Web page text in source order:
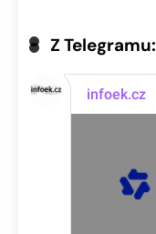
Z Telegramu: